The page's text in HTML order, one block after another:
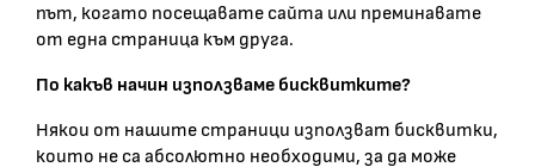
път, когато посещавате сайта или преминавате
от една страница към друга.
По какъв начин използваме бисквитките?
Някои от нашите страници използват бисквитки,
които не са абсолютно необходими, за да може